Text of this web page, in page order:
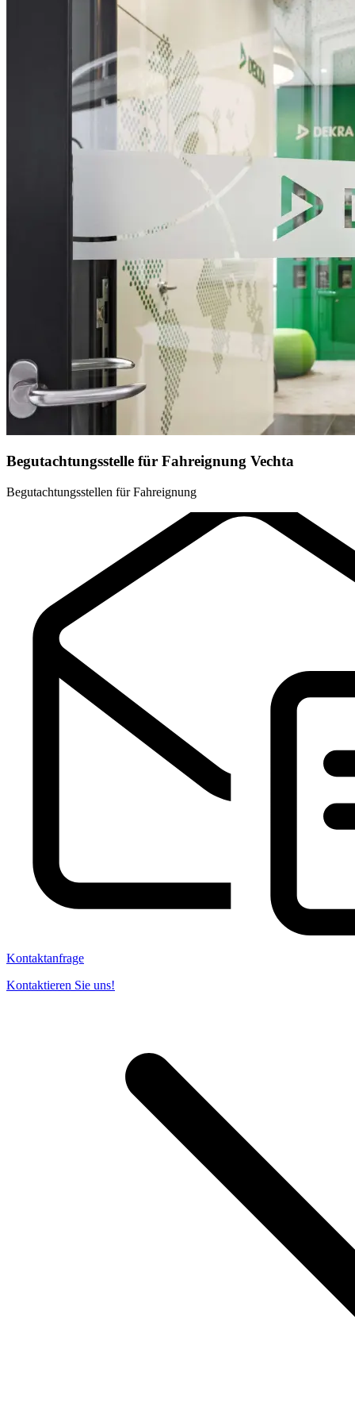
Begutachtungsstelle für Fahreignung Vechta
Begutachtungsstellen für Fahreignung
Kontaktanfrage
Kontaktieren Sie uns!